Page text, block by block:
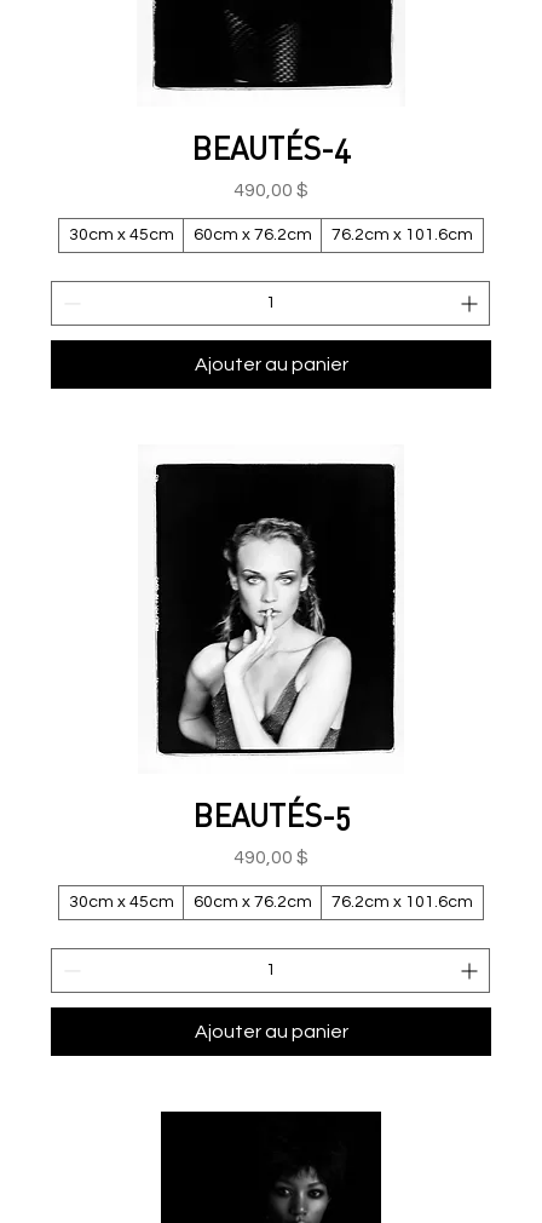
BEAUTÉS-4
Prix
490,00 $
30cm x 45cm 60cm x 76.2cm 76.2cm x 101.6cm
Ajouter au panier
BEAUTÉS-5
Prix
490,00 $
30cm x 45cm 60cm x 76.2cm 76.2cm x 101.6cm
Ajouter au panier